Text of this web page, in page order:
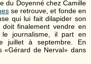
du Doyenné chez Camille
se retrouve, et fonde en
qui lui fait dilapider son
finalement vendre en
le journalisme, il part en
juillet à septembre. En
«Gérard de Nerval» dans